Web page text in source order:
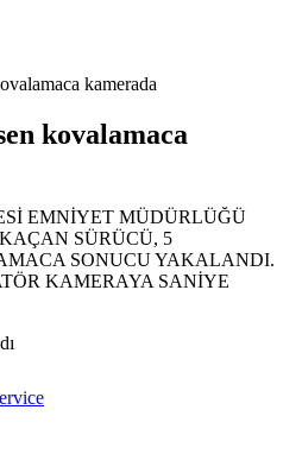
kamerada
kovalamaca
EMNİYET MÜDÜRLÜĞÜ
SÜRÜCÜ, 5
SONUCU YAKALANDI.
KAMERAYA SANİYE